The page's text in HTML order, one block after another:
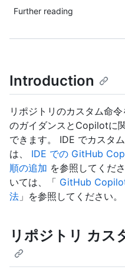
Further reading
Introduction
リポジトリのカスタム命
のガイダンスとCopilotに
できます。 IDE でカスタ
は、 IDE での GitHub
順の追加 を参照してくだ
いては、「 GitHub
法 」を参照してください。
リポジトリ カス